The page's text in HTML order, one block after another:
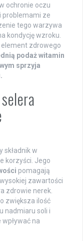
ochronie oczu
problemami ze
tego warzywa
kondycję wzroku.
zdrowego
podaż witamin
sprzyja
składnik w
korzyści. Jego
pomagają
zawartości
zdrowie nerek.
zwiększa ilość
nadmiaru soli i
na